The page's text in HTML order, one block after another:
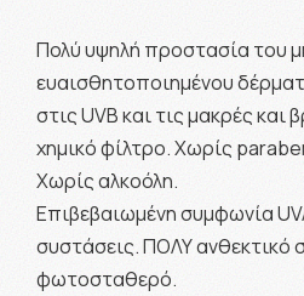
Πολύ υψηλή προστασία του
ευαισθητοποιημένου
στις UVB και τις μακρές και
χημικό φίλτρο. Χωρίς
Χωρίς αλκοόλη.
Επιβεβαιωμένη συμφωνία
συστάσεις. ΠΟΛΥ ανθεκτικό
φωτοσταθερό.